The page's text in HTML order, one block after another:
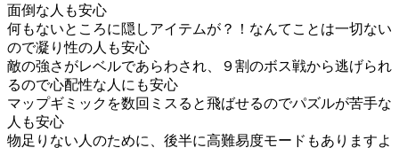
面倒な人も安心
何もないところに隠しアイテムが？！なんてことは一切ない
ので凝り性の人も安心
敵の強さがレベルであらわされ、９割のボス戦から逃げられ
るので心配性な人にも安心
マップギミックを数回ミスると飛ばせるのでパズルが苦手な
人も安心
物足りない人のために、後半に高難易度モードもありますよ